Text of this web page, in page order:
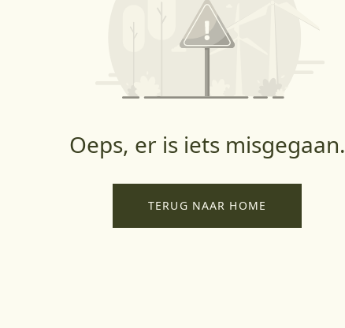
Oeps, er is iets misgegaan.
TERUG NAAR HOME